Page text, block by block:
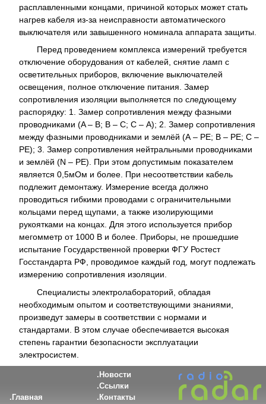
расплавленными концами, причиной которых может стать
нагрев кабеля из-за неисправности автоматического
выключателя или завышенного номинала аппарата защиты.
Перед проведением комплекса измерений требуется
отключение оборудования от кабелей, снятие ламп с
осветительных приборов, включение выключателей
освещения, полное отключение питания. Замер
сопротивления изоляции выполняется по следующему
распорядку: 1. Замер сопротивления между фазными
проводниками (A – B; В – С; С – А); 2. Замер сопротивления
между фазными проводниками и землёй (А – РЕ; В – РЕ; С –
РЕ); 3. Замер сопротивления нейтральными проводниками
и землёй (N – PE). При этом допустимым показателем
является 0,5мОм и более. При несоответствии кабель
подлежит демонтажу. Измерение всегда должно
проводиться гибкими проводами с ограничительными
кольцами перед щупами, а также изолирующими
рукоятками на концах. Для этого используется прибор
мегомметр от 1000 В и более. Приборы, не прошедшие
испытание Государственной проверки ФГУ Ростест
Госстандарта РФ, проводимое каждый год, могут подлежать
измерению сопротивления изоляции.
Специалисты электролабораторий, обладая
необходимым опытом и соответствующими знаниями,
произведут замеры в соответствии с нормами и
стандартами. В этом случае обеспечивается высокая
степень гарантии безопасности эксплуатации
электросистем.
Главная
Новости
Ссылки
Контакты